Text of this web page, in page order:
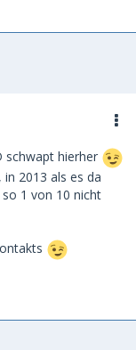
schwapt hierher
2013 als es da
1 von 10 nicht